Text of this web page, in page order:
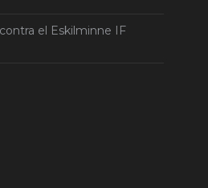
el Eskilminne IF